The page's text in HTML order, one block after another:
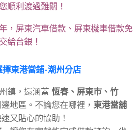
順利渡過難關！
，屏東汽車借款、屏東機車借款免
給台銀！
擇東港當鋪-潮州分店
鎮，還涵蓋 恆春、屏東市、竹
地區。不論您在哪裡， 東港當舖
又貼心的協助！